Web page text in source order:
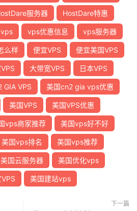
服务器 HostDare特惠
vps vps优惠信息 vps服务器
么样 便宜VPS 便宜美国VPS
大带宽VPS 日本VPS
GIA VPS 美国cn2 gia vps优惠
美国VPS 美国VPS优惠
vps商家推荐 美国vps好不好
美国vps排名 美国vps推荐
美国云服务器 美国优化vps
美国建站vps
下一篇